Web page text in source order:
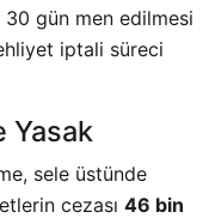
gün men edilmesi
iptali süreci
Yasak
sele üstünde
cezası 46 bin